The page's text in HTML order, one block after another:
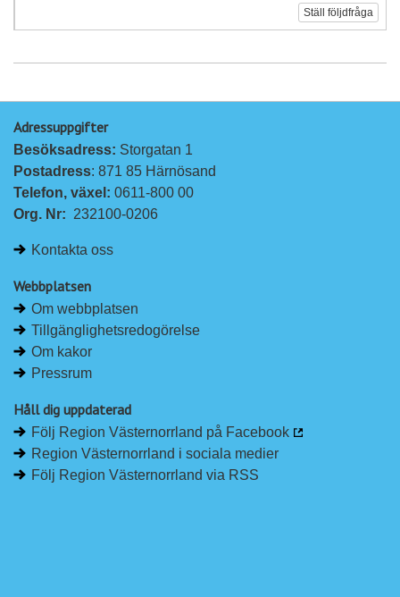
Ställ följdfråga
Adressuppgifter
Besöksadress: Storgatan 1
Postadress: 871 85 Härnösand
Telefon, växel: 0611-800 00
Org. Nr: 232100-0206
Kontakta oss
Webbplatsen
Om webbplatsen
Tillgänglighetsredogörelse
Om kakor
Pressrum
Håll dig uppdaterad
Följ Region Västernorrland på Facebook
Region Västernorrland i sociala medier
Följ Region Västernorrland via RSS